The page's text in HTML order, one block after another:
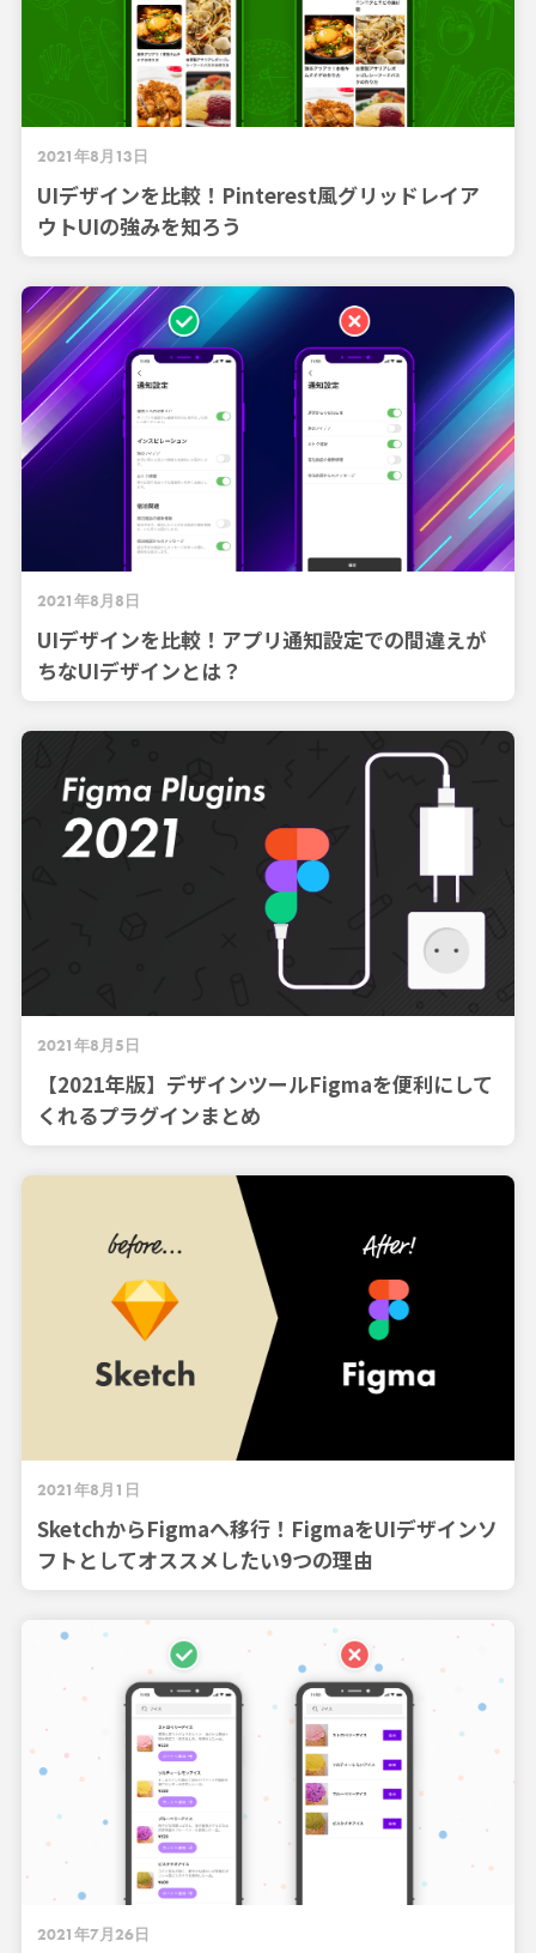
2021年8月13日
UIデザインを比較！Pinterest風グリッドレイア
ウトUIの強みを知ろう
2021年8月8日
UIデザインを比較！アプリ通知設定での間違えが
ちなUIデザインとは？
2021年8月5日
【2021年版】デザインツールFigmaを便利にして
くれるプラグインまとめ
2021年8月1日
SketchからFigmaへ移行！FigmaをUIデザインソ
フトとしてオススメしたい9つの理由
2021年7月26日